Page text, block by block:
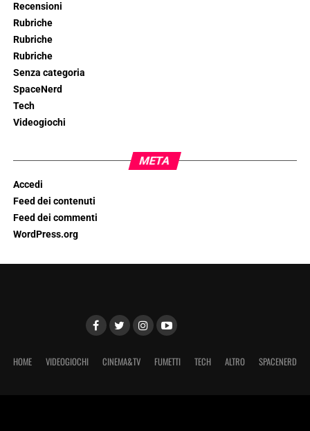
Recensioni
Rubriche
Rubriche
Rubriche
Senza categoria
SpaceNerd
Tech
Videogiochi
META
Accedi
Feed dei contenuti
Feed dei commenti
WordPress.org
HOME VIDEOGIOCHI CINEMA&TV FUMETTI TECH ALTRO SPACENERD